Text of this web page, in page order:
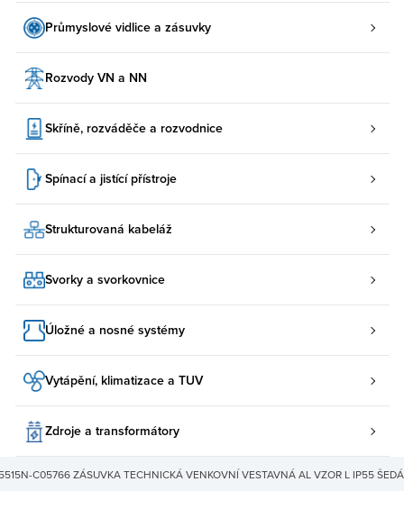
Průmyslové vidlice a zásuvky
Rozvody VN a NN
Skříně, rozváděče a rozvodnice
Spínací a jistící přístroje
Strukturovaná kabeláž
Svorky a svorkovnice
Úložné a nosné systémy
Vytápění, klimatizace a TUV
Zdroje a transformátory
C05766 ZÁSUVKA TECHNICKÁ VENKOVNÍ VESTAVNÁ AL VZOR L IP55 ŠEDÁ